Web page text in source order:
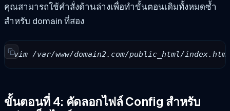
คุณสามารถใช้คำสั่งด้านล่างเพื่อทำขั้นตอนเดิมทั้งหมดซ้ำ
สำหรับ domain ที่สอง
vim /var/www/domain2.com/public_html/
ขั้นตอนที่ 4: คัดลอกไฟล์ Config สำหรับ